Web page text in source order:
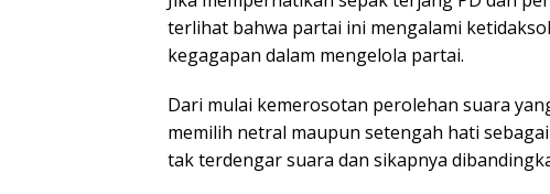
terlihat bahwa partai ini mengalami
kegagapan dalam mengelola partai.
Dari mulai kemerosotan perolehan suara
memilih netral maupun setengah hati
tak terdengar suara dan sikapnya